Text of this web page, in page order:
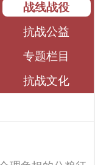
战线战役
抗战公益
专题栏目
抗战文化